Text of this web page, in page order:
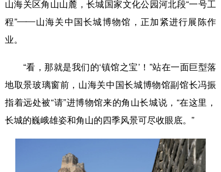
山海关区角山山麓，长城国家文化公园河北段“一号工
程”——山海关中国长城博物馆，正加紧进行展陈作
业。
“看，那就是我们的‘镇馆之宝’！”站在一面巨型落
地取景玻璃窗前，山海关中国长城博物馆副馆长冯振
指着远处被“请”进博物馆来的角山长城说，“在这里，
长城的巍峨雄姿和角山的四季风景可尽收眼底。”